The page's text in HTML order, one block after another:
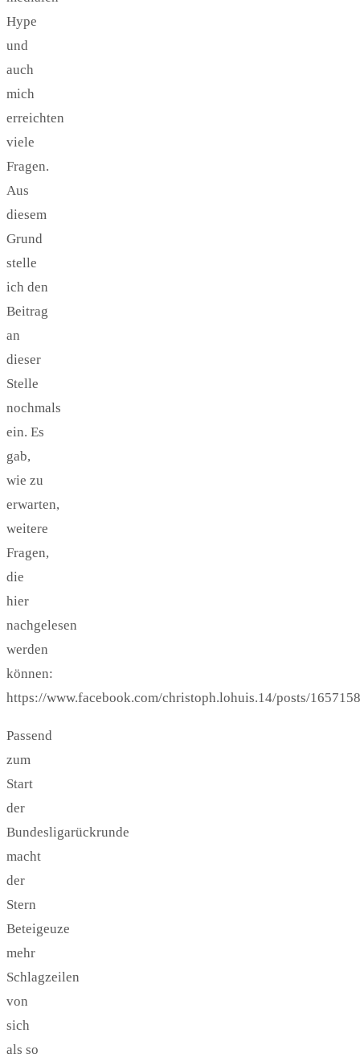
Hype
und
auch
mich
erreichten
viele
Fragen.
Aus
diesem
Grund
stelle
ich den
Beitrag
an
dieser
Stelle
nochmals
ein. Es
gab,
wie zu
erwarten,
weitere
Fragen,
die
hier
nachgelesen
werden
können:
https://www.facebook.com/christoph.lohuis.14/posts/
Passend
zum
Start
der
Bundesligarückrunde
macht
der
Stern
Beteigeuze
mehr
Schlagzeilen
von
sich
als so